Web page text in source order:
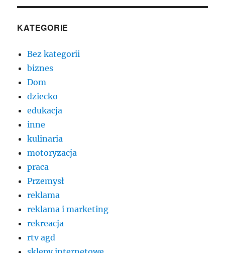
KATEGORIE
Bez kategorii
biznes
Dom
dziecko
edukacja
inne
kulinaria
motoryzacja
praca
Przemysł
reklama
reklama i marketing
rekreacja
rtv agd